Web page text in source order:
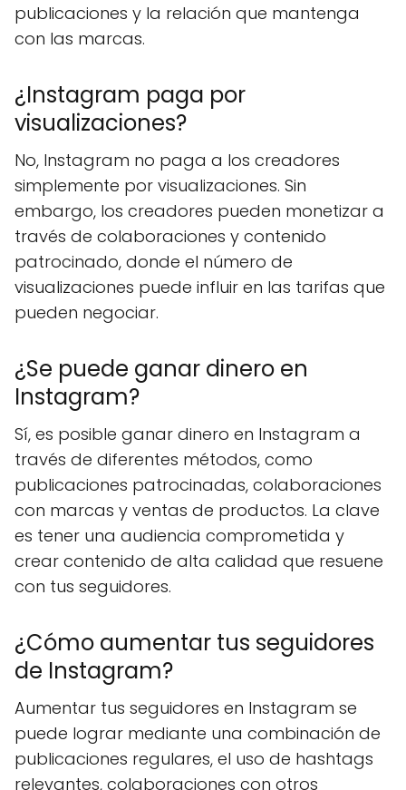
publicaciones y la relación que mantenga
con las marcas.
¿Instagram paga por
visualizaciones?
No, Instagram no paga a los creadores
simplemente por visualizaciones. Sin
embargo, los creadores pueden monetizar a
través de colaboraciones y contenido
patrocinado, donde el número de
visualizaciones puede influir en las tarifas que
pueden negociar.
¿Se puede ganar dinero en
Instagram?
Sí, es posible ganar dinero en Instagram a
través de diferentes métodos, como
publicaciones patrocinadas, colaboraciones
con marcas y ventas de productos. La clave
es tener una audiencia comprometida y
crear contenido de alta calidad que resuene
con tus seguidores.
¿Cómo aumentar tus seguidores
de Instagram?
Aumentar tus seguidores en Instagram se
puede lograr mediante una combinación de
publicaciones regulares, el uso de hashtags
relevantes, colaboraciones con otros